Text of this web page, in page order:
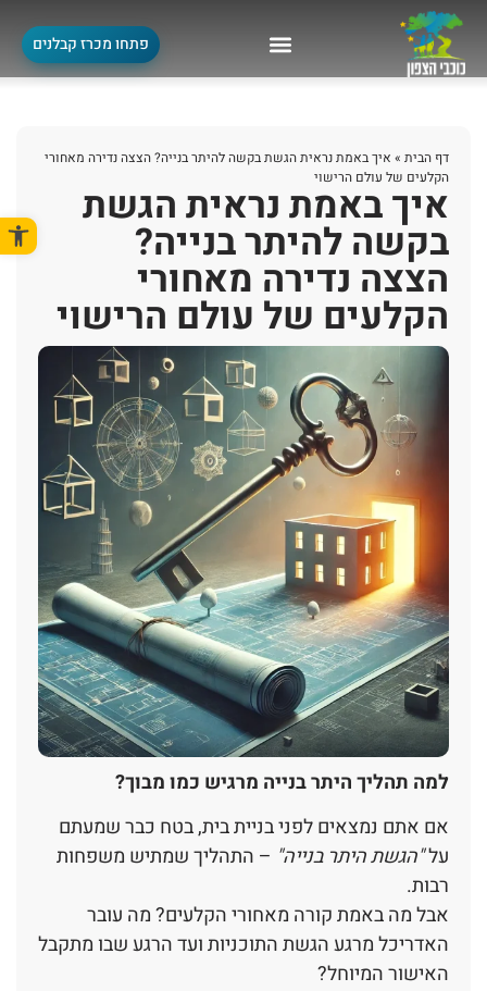
פתח
פתחו מכרז קבלנים
דף הבית » איך באמת נראית הגשת בקשה להיתר בנייה? הצצה נדירה מאחורי
הקלעים של עולם הרישוי
איך באמת נראית הגשת
בקשה להיתר בנייה?
הצצה נדירה מאחורי
הקלעים של עולם הרישוי
למה תהליך היתר בנייה מרגיש כמו מבוך?
אם אתם נמצאים לפני בניית בית, בטח כבר שמעתם
על"הגשת היתר בנייה" – התהליך שמתיש משפחות
רבות.
אבל מה באמת קורה מאחורי הקלעים? מה עובר
האדריכל מרגע הגשת התוכניות ועד הרגע שבו מתקבל
האישור המיוחל?